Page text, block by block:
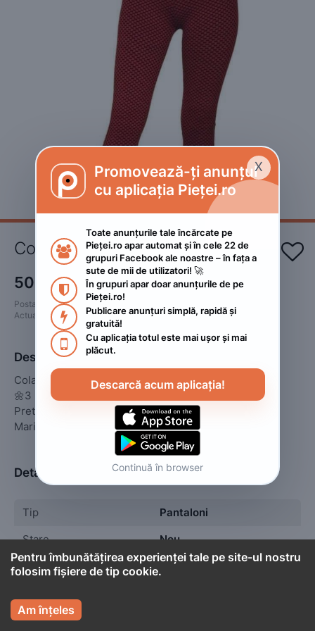
Colanti fitness 
50 RON
Postat
2023. aprilie 4.
Actualizat
2023. aprilie 4.
Descriere
Colanti fitness
🌼3 perechi - 120 lei🌼
Pret : 50 lei
Marimi : S, M, L, XL
Detalii
Tip
Pantaloni
Stare
Nou
 Cont titular
X
Promovează-ți anunțul
cu aplicația Pieței.ro

Toate anunțurile tale încărcate pe
Pieței.ro apar automat și în cele 22 de
grupuri Facebook ale noastre – în fața a
sute de mii de utilizatori! 🚀

În grupuri apar doar anunțurile de pe
Pieței.ro!

Publicare anunțuri simplă, rapidă și
gratuită!

Cu aplicația totul este mai ușor și mai
plăcut.
Descarcă acum aplicația!
Continuă în browser
Pentru îmbunătățirea experienței tale pe site-ul nostru
folosim fișiere de tip cookie.
Am înțeles